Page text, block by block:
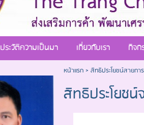
ประวัติความเป็นมา เกี่ยวกับเรา กิจก
หน้าแรก> สิทธิประโยชน์สายกา
สิทธิประโยช